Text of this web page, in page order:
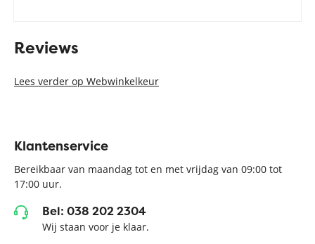
Reviews
Lees verder op Webwinkelkeur
Klantenservice
Bereikbaar van maandag tot en met vrijdag van 09:00 tot
17:00 uur.
Bel: 038 202 2304
Wij staan voor je klaar.